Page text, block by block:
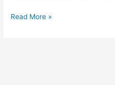
O
Read More »